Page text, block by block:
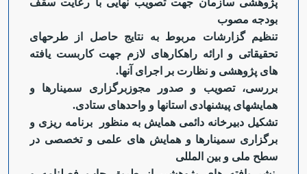
پژوهشی سازمان جهت تصویب نهایی با رعایت سقف
بودجه مصوب
تنظیم گزارشات مربوط به نتایج حاصل از طرح‏های
تحقیقاتی و ارائه راهکارهای لازم جهت کاربست یافته
های پژوهشی و نظارت بر اجرای آنها.
بررسی، تصویب و صدور مجوزبرگزاری سمینارها و
همایش‏های پیشنهادی استان‏ها و واحدهای ستادی.
تشکیل دبیرخانه دائمی همایش به منظور برنامه ریزی و
برگزاری سمینارها و همایش های علمی و تخصصی در
سطح ملی و بین المللی